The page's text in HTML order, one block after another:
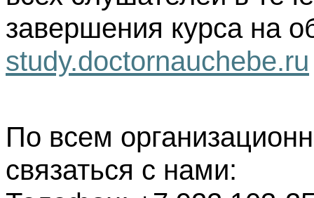
завершения курса на
study.doctornauchebe.ru
По всем
связаться с нами: